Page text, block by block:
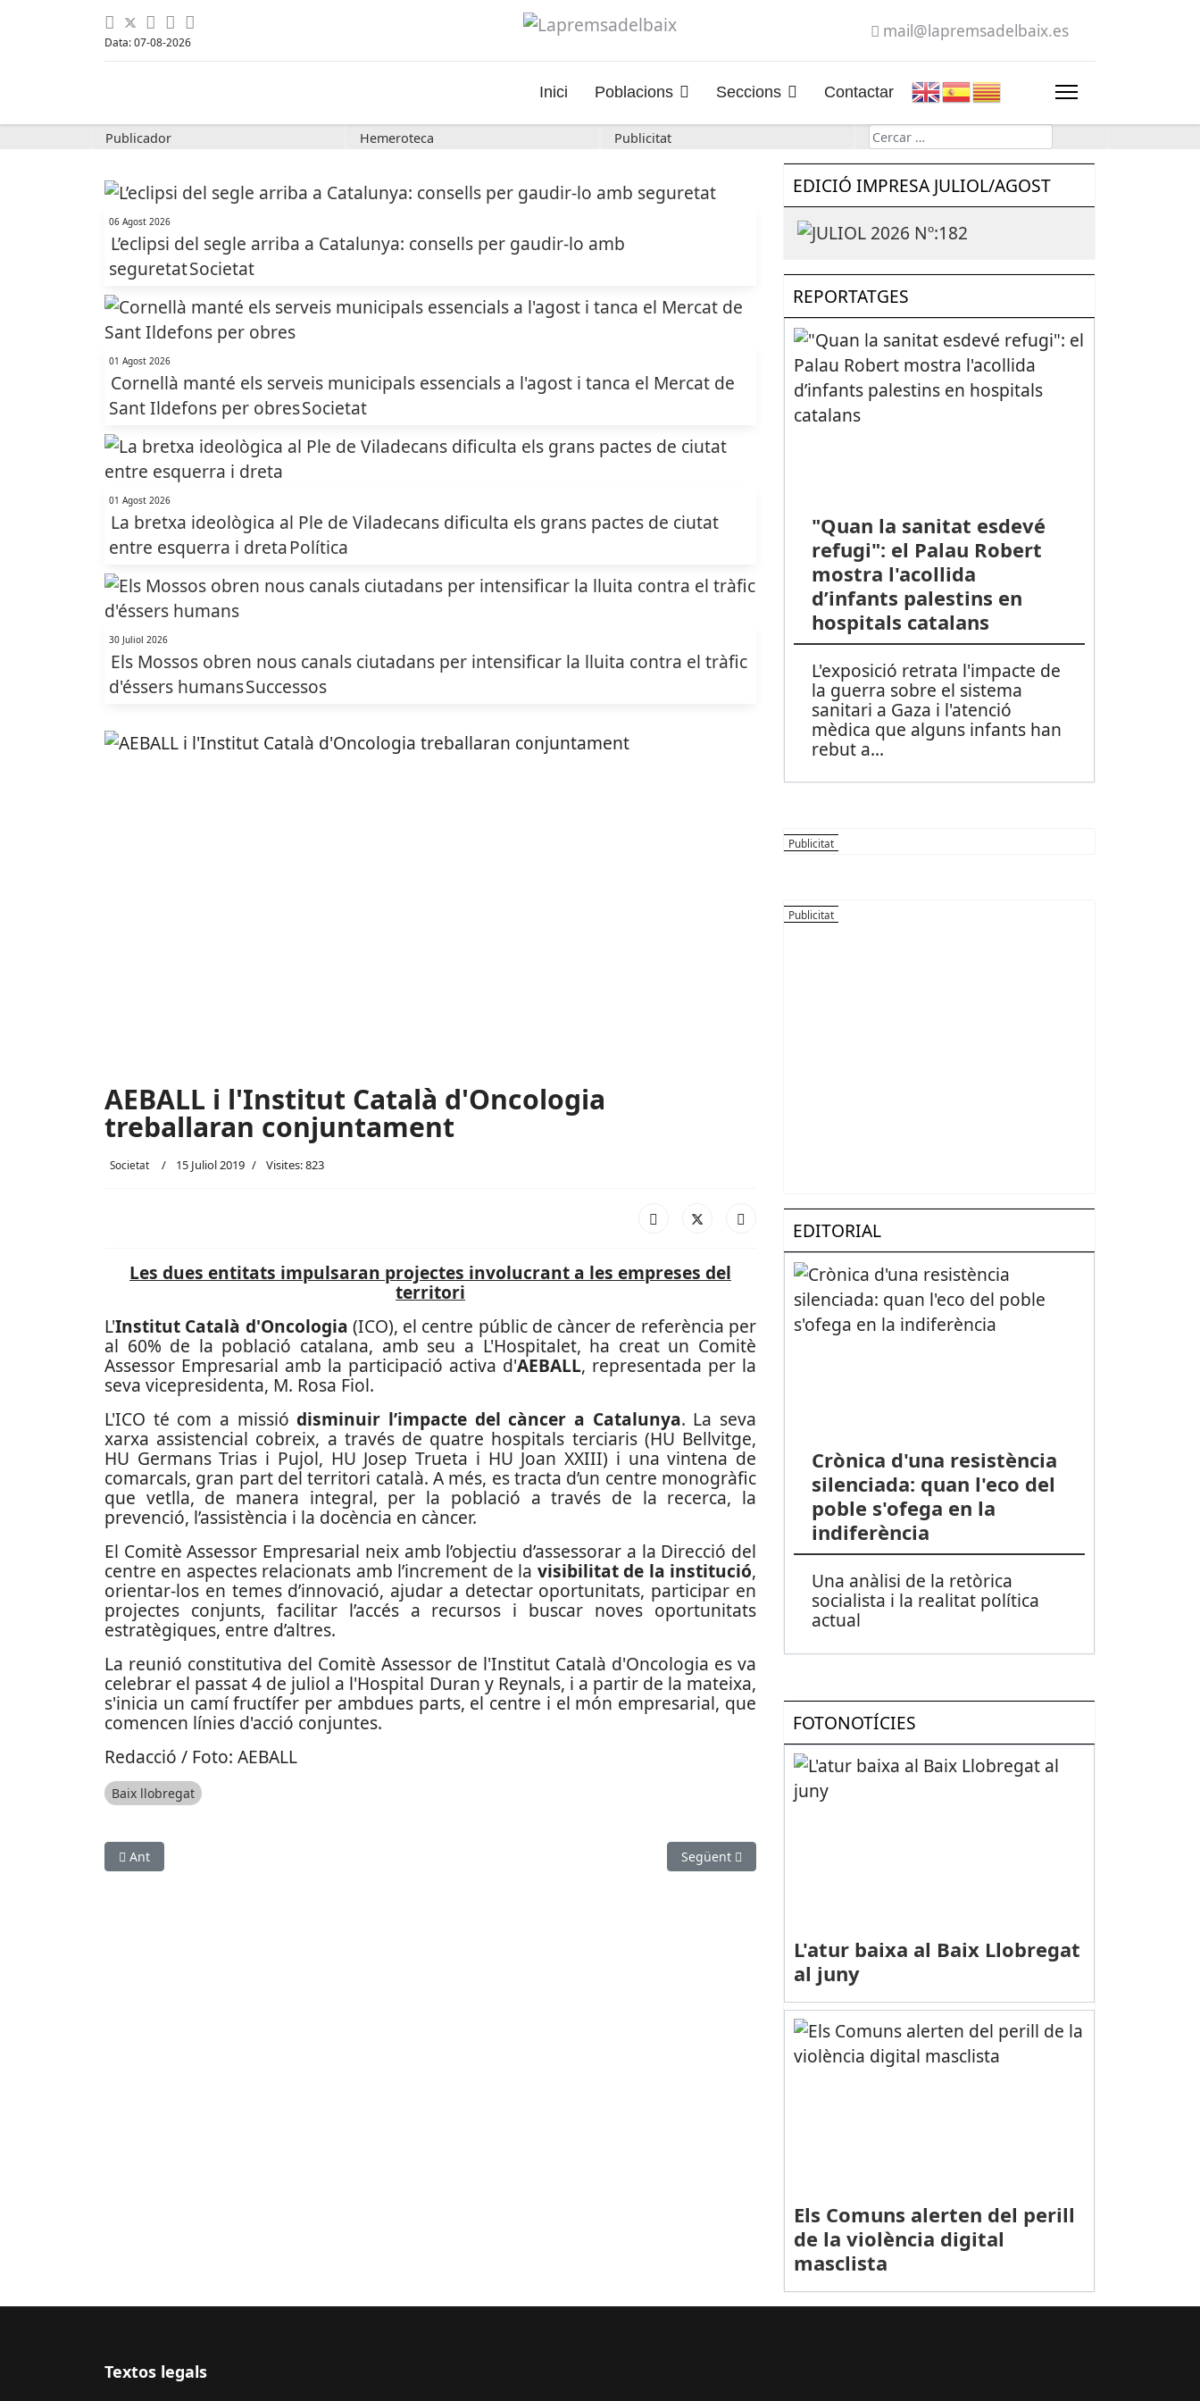
Data: 07-08-2026
mail@lapremsadelbaix.es
Inici Poblacions Seccions Contactar
Publicador Hemeroteca Publicitat Cerca
06 Agost 2026
L’eclipsi del segle arriba a Catalunya: consells per gaudir-lo amb
seguretatSocietat
01 Agost 2026
Cornellà manté els serveis municipals essencials a l'agost i tanca el Mercat de
Sant Ildefons per obresSocietat
01 Agost 2026
La bretxa ideològica al Ple de Viladecans dificulta els grans pactes de ciutat
entre esquerra i dretaPolítica
30 Juliol 2026
Els Mossos obren nous canals ciutadans per intensificar la lluita contra el tràfic
d'éssers humansSuccessos
AEBALL i l'Institut Català d'Oncologia
treballaran conjuntament
Societat 15 Juliol 2019 Visites: 823
Les dues entitats impulsaran projectes involucrant a les empreses del
territori
L'Institut Català d'Oncologia (ICO), el centre públic de càncer de referència per
al 60% de la població catalana, amb seu a L'Hospitalet, ha creat un Comitè
Assessor Empresarial amb la participació activa d'AEBALL, representada per la
seva vicepresidenta, M. Rosa Fiol.
L'ICO té com a missiódisminuir l’impacte del càncer a Catalunya. La seva
xarxa assistencial cobreix, a través de quatre hospitals terciaris (HU Bellvitge,
HU Germans Trias i Pujol, HU Josep Trueta i HU Joan XXIII) i una vintena de
comarcals, gran part del territori català. A més, es tracta d’un centre monogràfic
que vetlla, de manera integral, per la població a través de la recerca, la
prevenció, l’assistència i la docència en càncer.
El Comitè Assessor Empresarial neix amb l’objectiu d’assessorar a la Direcció del
centre en aspectes relacionats amb l’increment de la visibilitat de la institució,
orientar-los en temes d’innovació, ajudar a detectar oportunitats, participar en
projectes conjunts, facilitar l’accés a recursos i buscar noves oportunitats
estratègiques, entre d’altres.
La reunió constitutiva del Comitè Assessor de l'Institut Català d'Oncologia es va
celebrar el passat 4 de juliol a l'Hospital Duran y Reynals, i a partir de la mateixa,
s'inicia un camí fructífer per ambdues parts, el centre i el món empresarial, que
comencen línies d'acció conjuntes.
Redacció / Foto: AEBALL
Baix llobregat
Article anterior: La CGT reclama que es tanqui la investigació de l’IES El Palau
Ant Article següent: Proposen ampliar els béns d’interès local i nacional de Viladecans
Següent
EDICIÓ IMPRESA JULIOL/AGOST
REPORTATGES
"Quan la sanitat esdevé
refugi": el Palau Robert
mostra l'acollida
d’infants palestins en
hospitals catalans
L'exposició retrata l'impacte de
la guerra sobre el sistema
sanitari a Gaza i l'atenció
mèdica que alguns infants han
rebut a...
EDITORIAL
Crònica d'una resistència
silenciada: quan l'eco del
poble s'ofega en la
indiferència
Una anàlisi de la retòrica
socialista i la realitat política
actual
FOTONOTÍCIES
L'atur baixa al Baix Llobregat
al juny
Els Comuns alerten del perill
de la violència digital
masclista
Textos legals